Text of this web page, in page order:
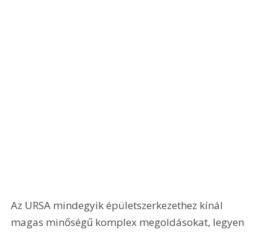
Az URSA mindegyik épületszerkezethez kínál
magas minőségű komplex megoldásokat, legyen